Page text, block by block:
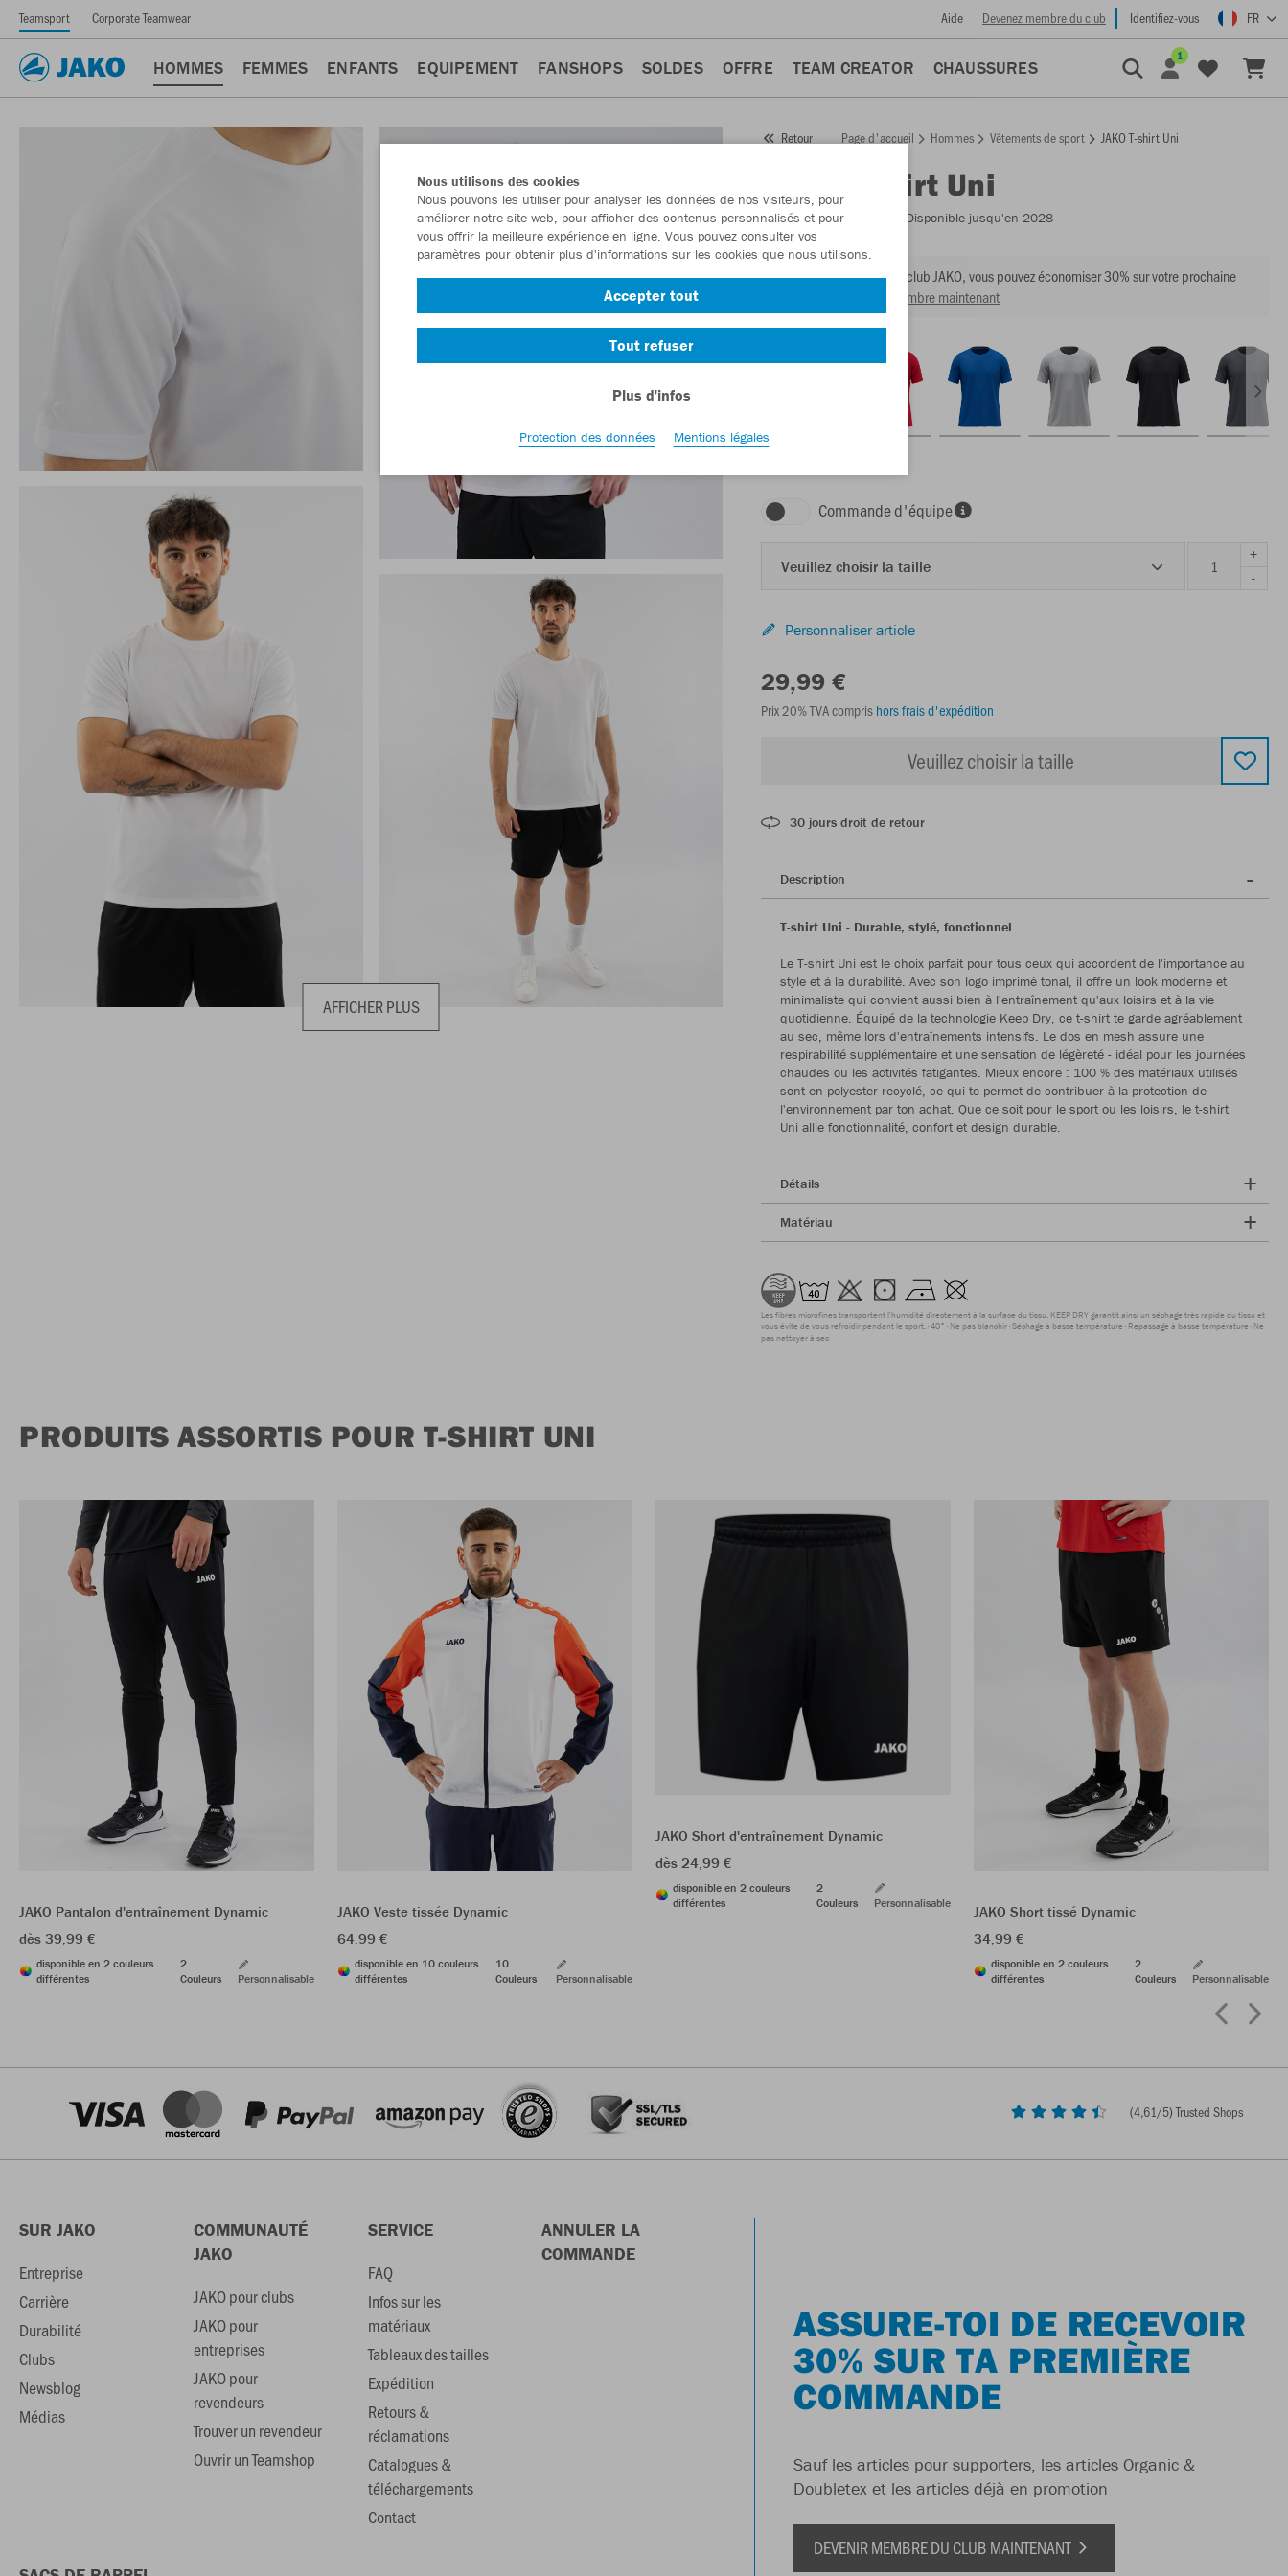
Teamsport Corporate Teamwear Aide Devenez membre du club Identifiez-vous FR
HOMMES FEMMES ENFANTS EQUIPEMENT FANSHOPS SOLDES OFFRE TEAM CREATOR CHAUSSURES
1
AFFICHER PLUS
Retour Page d'accueil Hommes Vêtements de sport JAKO T-shirt Uni
T-shirt Uni
Numéro d’article: - Disponible jusqu'en 2028
En tant que membre du club JAKO, vous pouvez économiser 30% sur votre prochaine
Devenir membre maintenant
Commande d'équipe
Veuillez choisir la taille
+
-
Personnaliser article
29,99 €
Prix 20% TVA compris hors frais d'expédition
Veuillez choisir la taille
30 jours droit de retour
Description
T-shirt Uni - Durable, stylé, fonctionnel
Le T-shirt Uni est le choix parfait pour tous ceux qui accordent de l'importance au
style et à la durabilité. Avec son logo imprimé tonal, il offre un look moderne et
minimaliste qui convient aussi bien à l'entraînement qu'aux loisirs et à la vie
quotidienne. Équipé de la technologie Keep Dry, ce t-shirt te garde agréablement
au sec, même lors d'entraînements intensifs. Le dos en mesh assure une
respirabilité supplémentaire et une sensation de légèreté - idéal pour les journées
chaudes ou les activités fatigantes. Mieux encore : 100 % des matériaux utilisés
sont en polyester recyclé, ce qui te permet de contribuer à la protection de
l'environnement par ton achat. Que ce soit pour le sport ou les loisirs, le t-shirt
Uni allie fonctionnalité, confort et design durable.
Détails
Matériau
Les fibres microfines transportent l'humidité directement à la surface du tissu. KEEP DRY garantit ainsi un séchage très rapide du tissu et
vous évite de vous refroidir pendant le sport. 40° Ne pas blanchir Séchage à basse température Repassage à basse température Ne
pas nettoyer à sec
PRODUITS ASSORTIS POUR T-SHIRT UNI
JAKO Pantalon d'entraînement Dynamic
dès 39,99 €
disponible en 2 couleurs
différentes
2
Couleurs
Personnalisable
JAKO Veste tissée Dynamic
64,99 €
disponible en 10 couleurs
différentes
10
Couleurs
Personnalisable
JAKO Short d'entraînement Dynamic
dès 24,99 €
disponible en 2 couleurs
différentes
2
Couleurs
Personnalisable
JAKO Short tissé Dynamic
34,99 €
disponible en 2 couleurs
différentes
2
Couleurs
Personnalisable
(4,61/5) Trusted Shops
SUR JAKO
Entreprise
Carrière
Durabilité
Clubs
Newsblog
Médias
COMMUNAUTÉ
JAKO
JAKO pour clubs
JAKO pour
entreprises
JAKO pour
revendeurs
Trouver un revendeur
Ouvrir un Teamshop
SERVICE
FAQ
Infos sur les
matériaux
Tableaux des tailles
Expédition
Retours &
réclamations
Catalogues &
téléchargements
Contact
ANNULER LA
COMMANDE
ASSURE-TOI DE RECEVOIR
30% SUR TA PREMIÈRE
COMMANDE
Sauf les articles pour supporters, les articles Organic &
Doubletex et les articles déjà en promotion
DEVENIR MEMBRE DU CLUB MAINTENANT
Nous utilisons des cookies
Nous pouvons les utiliser pour analyser les données de nos visiteurs, pour
améliorer notre site web, pour afficher des contenus personnalisés et pour
vous offrir la meilleure expérience en ligne. Vous pouvez consulter vos
paramètres pour obtenir plus d'informations sur les cookies que nous utilisons.
Accepter tout
Tout refuser
Plus d'infos
Protection des données Mentions légales